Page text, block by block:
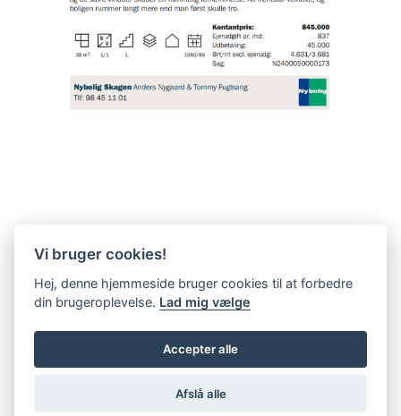
Vi bruger cookies!
Hej, denne hjemmeside bruger cookies til at forbedre
din brugeroplevelse. Lad mig vælge
Accepter alle
Afslå alle